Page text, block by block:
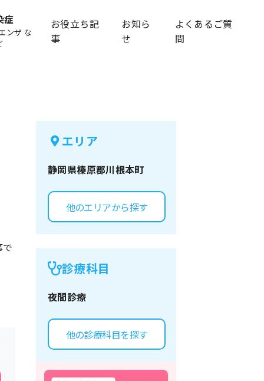
症
ンザ な
お役立ち記
事
お知ら
せ
よくあるご質
問
エリア
静岡県榛原郡川根本町
他のエリアから探す
診療科目
夜間診療
他の診療科目を探す